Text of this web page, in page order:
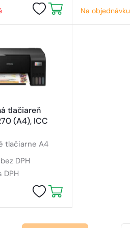
Na objednávku
tlačiareň
(A4), ICC
tlačiarne A4
bez DPH
DPH